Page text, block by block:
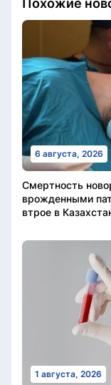
Похожие
6 августа, 2026
Смертность
врожденными
втрое в
1 августа, 2026